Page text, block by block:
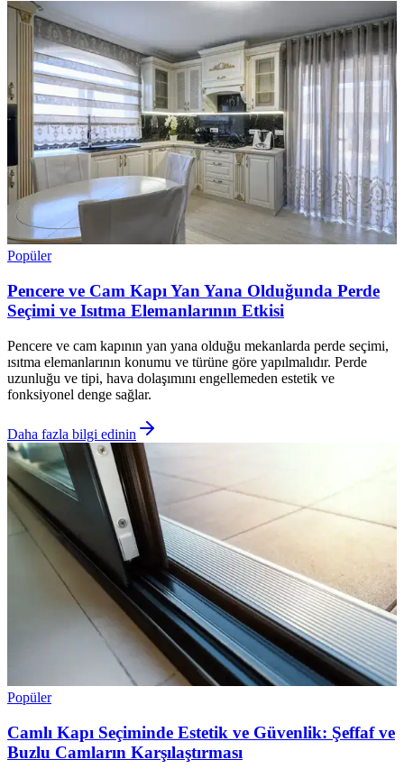
Popüler
Pencere ve Cam Kapı Yan Yana Olduğunda Perde
Seçimi ve Isıtma Elemanlarının Etkisi
Pencere ve cam kapının yan yana olduğu mekanlarda perde seçimi,
ısıtma elemanlarının konumu ve türüne göre yapılmalıdır. Perde
uzunluğu ve tipi, hava dolaşımını engellemeden estetik ve
fonksiyonel denge sağlar.
Daha fazla bilgi edinin
Popüler
Camlı Kapı Seçiminde Estetik ve Güvenlik: Şeffaf ve
Buzlu Camların Karşılaştırması